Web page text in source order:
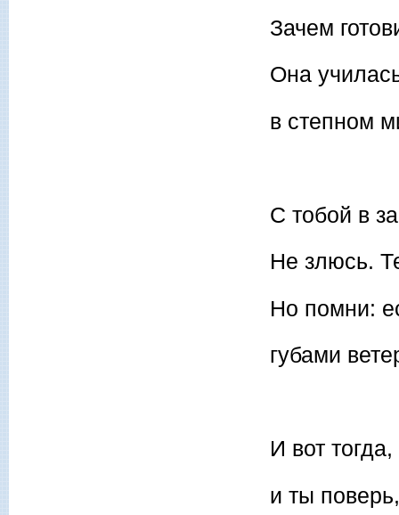
Зачем
Она
в степном
С тобой в
Не злюсь.
Но помни:
губами
И вот
и ты